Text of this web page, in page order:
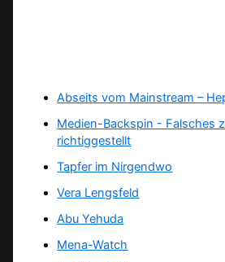
Abseits vom Mainstream –
Medien-Backspin - Falsches
richtiggestellt
Tapfer im Nirgendwo
Vera Lengsfeld
Abu Yehuda
Mena-Watch